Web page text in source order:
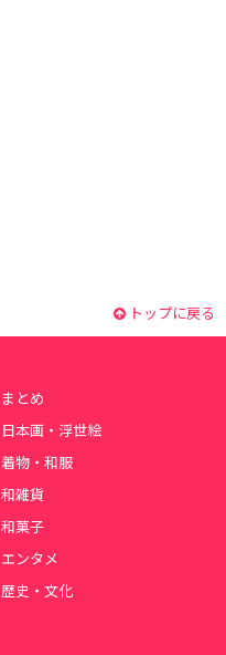
トップに戻る
まとめ
日本画・浮世絵
着物・和服
和雑貨
和菓子
エンタメ
歴史・文化